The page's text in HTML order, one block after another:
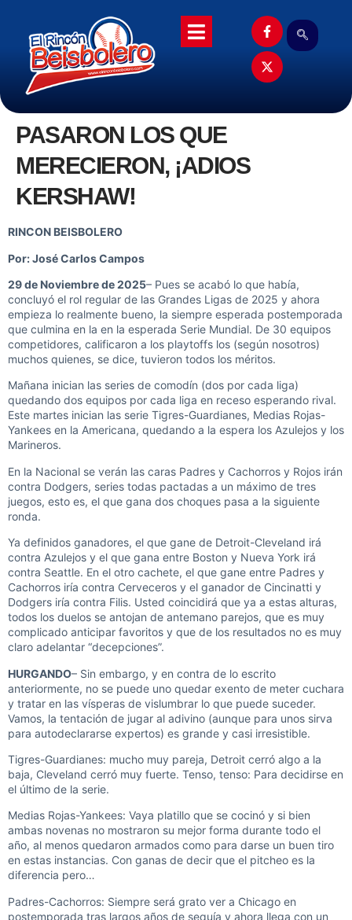
PASARON LOS QUE
MERECIERON, ¡ADIOS
KERSHAW!
RINCON BEISBOLERO
Por: José Carlos Campos
29 de Noviembre de 2025– Pues se acabó lo que había,
concluyó el rol regular de las Grandes Ligas de 2025 y ahora
empieza lo realmente bueno, la siempre esperada postemporada
que culmina en la en la esperada Serie Mundial. De 30 equipos
competidores, calificaron a los playtoffs los (según nosotros)
muchos quienes, se dice, tuvieron todos los méritos.
Mañana inician las series de comodín (dos por cada liga)
quedando dos equipos por cada liga en receso esperando rival.
Este martes inician las serie Tigres-Guardianes, Medias Rojas-
Yankees en la Americana, quedando a la espera los Azulejos y los
Marineros.
En la Nacional se verán las caras Padres y Cachorros y Rojos irán
contra Dodgers, series todas pactadas a un máximo de tres
juegos, esto es, el que gana dos choques pasa a la siguiente
ronda.
Ya definidos ganadores, el que gane de Detroit-Cleveland irá
contra Azulejos y el que gana entre Boston y Nueva York irá
contra Seattle. En el otro cachete, el que gane entre Padres y
Cachorros iría contra Cerveceros y el ganador de Cincinatti y
Dodgers iría contra Filis. Usted coincidirá que ya a estas alturas,
todos los duelos se antojan de antemano parejos, que es muy
complicado anticipar favoritos y que de los resultados no es muy
claro adelantar “decepciones”.
HURGANDO– Sin embargo, y en contra de lo escrito
anteriormente, no se puede uno quedar exento de meter cuchara
y tratar en las vísperas de vislumbrar lo que puede suceder.
Vamos, la tentación de jugar al adivino (aunque para unos sirva
para autodeclararse expertos) es grande y casi irresistible.
Tigres-Guardianes: mucho muy pareja, Detroit cerró algo a la
baja, Cleveland cerró muy fuerte. Tenso, tenso: Para decidirse en
el último de la serie.
Medias Rojas-Yankees: Vaya platillo que se cocinó y si bien
ambas novenas no mostraron su mejor forma durante todo el
año, al menos quedaron armados como para darse un buen tiro
en estas instancias. Con ganas de decir que el pitcheo es la
diferencia pero…
Padres-Cachorros: Siempre será grato ver a Chicago en
postemporada tras largos años de sequía y ahora llega con un